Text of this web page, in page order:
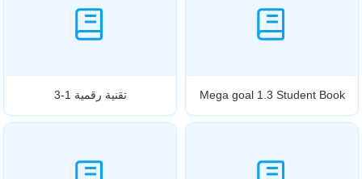
Mega goal 1.3 Student Book تقنية رقمية 1-3